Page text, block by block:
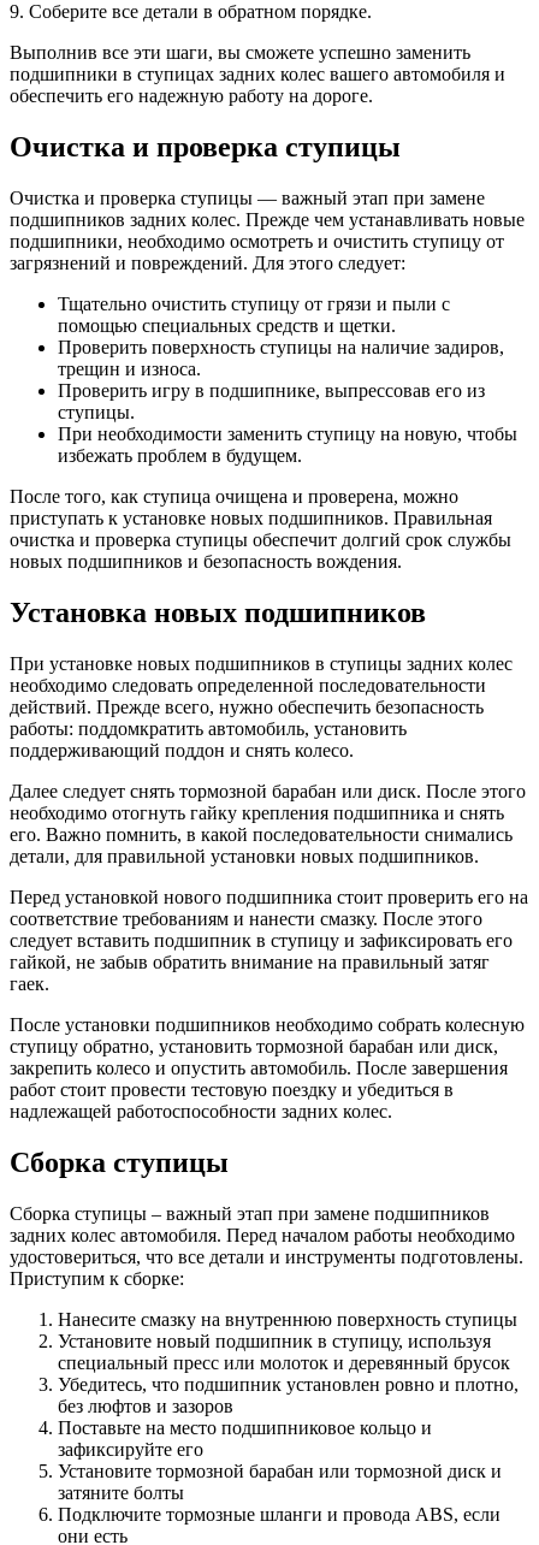
9. Соберите все детали в обратном порядке.
Выполнив все эти шаги, вы сможете успешно заменить
подшипники в ступицах задних колес вашего автомобиля и
обеспечить его надежную работу на дороге.
Очистка и проверка ступицы
Очистка и проверка ступицы — важный этап при замене
подшипников задних колес. Прежде чем устанавливать новые
подшипники, необходимо осмотреть и очистить ступицу от
загрязнений и повреждений. Для этого следует:
Тщательно очистить ступицу от грязи и пыли с
помощью специальных средств и щетки.
Проверить поверхность ступицы на наличие задиров,
трещин и износа.
Проверить игру в подшипнике, выпрессовав его из
ступицы.
При необходимости заменить ступицу на новую, чтобы
избежать проблем в будущем.
После того, как ступица очищена и проверена, можно
приступать к установке новых подшипников. Правильная
очистка и проверка ступицы обеспечит долгий срок службы
новых подшипников и безопасность вождения.
Установка новых подшипников
При установке новых подшипников в ступицы задних колес
необходимо следовать определенной последовательности
действий. Прежде всего, нужно обеспечить безопасность
работы: поддомкратить автомобиль, установить
поддерживающий поддон и снять колесо.
Далее следует снять тормозной барабан или диск. После этого
необходимо отогнуть гайку крепления подшипника и снять
его. Важно помнить, в какой последовательности снимались
детали, для правильной установки новых подшипников.
Перед установкой нового подшипника стоит проверить его на
соответствие требованиям и нанести смазку. После этого
следует вставить подшипник в ступицу и зафиксировать его
гайкой, не забыв обратить внимание на правильный затяг
гаек.
После установки подшипников необходимо собрать колесную
ступицу обратно, установить тормозной барабан или диск,
закрепить колесо и опустить автомобиль. После завершения
работ стоит провести тестовую поездку и убедиться в
надлежащей работоспособности задних колес.
Сборка ступицы
Сборка ступицы – важный этап при замене подшипников
задних колес автомобиля. Перед началом работы необходимо
удостовериться, что все детали и инструменты подготовлены.
Приступим к сборке:
Нанесите смазку на внутреннюю поверхность ступицы
Установите новый подшипник в ступицу, используя
специальный пресс или молоток и деревянный брусок
Убедитесь, что подшипник установлен ровно и плотно,
без люфтов и зазоров
Поставьте на место подшипниковое кольцо и
зафиксируйте его
Установите тормозной барабан или тормозной диск и
затяните болты
Подключите тормозные шланги и провода ABS, если
они есть